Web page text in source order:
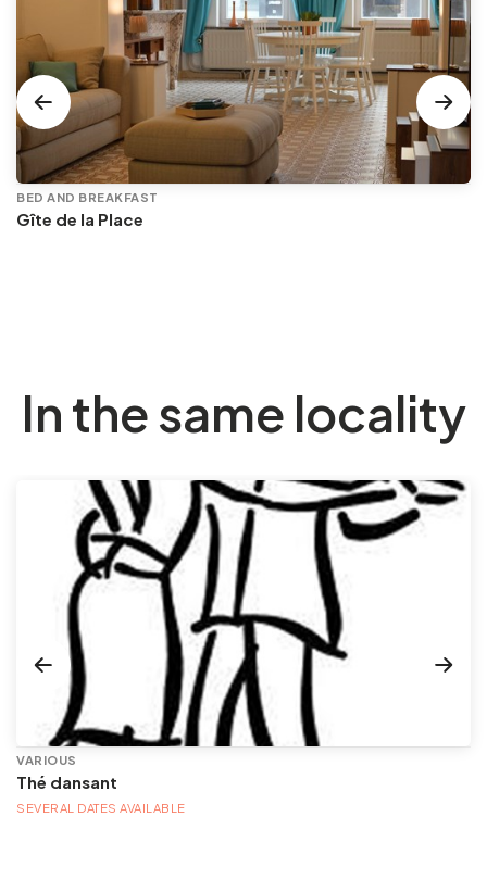
BED AND BREAKFAST
Gîte de la Place
In the same locality
VARIOUS
Thé dansant
SEVERAL DATES AVAILABLE